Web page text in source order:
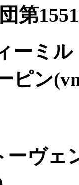
第
ーミ
ピン
ーヴ